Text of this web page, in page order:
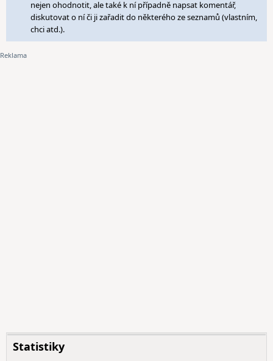
nejen ohodnotit, ale také k ní případně napsat komentář,
diskutovat o ní či ji zařadit do některého ze seznamů (vlastním,
chci atd.).
Statistiky